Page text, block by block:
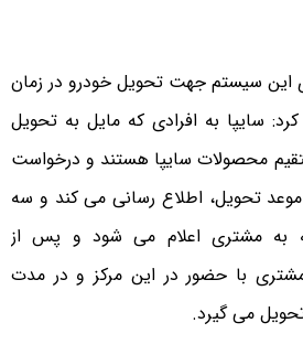
این سیستم جهت تحویل خودرو در زمان
سایپا به افرادی که مایل به تحویل
محصولات سایپا هستند و درخواست
موعد تحویل، اطلاع رسانی می کند و سه
به مشتری اعلام می شود و پس از
با حضور در این مرکز و در مدت
می گیرد.